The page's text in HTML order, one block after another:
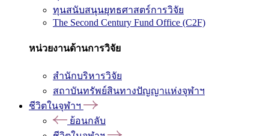
ทุนสนับสนุนยุทธศาสตร์การวิจัย
The Second Century Fund Office (C2F)
หน่วยงานด้านการวิจัย
สำนักบริหารวิจัย
สถาบันทรัพย์สินทางปัญญาแห่งจุฬาฯ
ชีวิตในจุฬาฯ
ย้อนกลับ